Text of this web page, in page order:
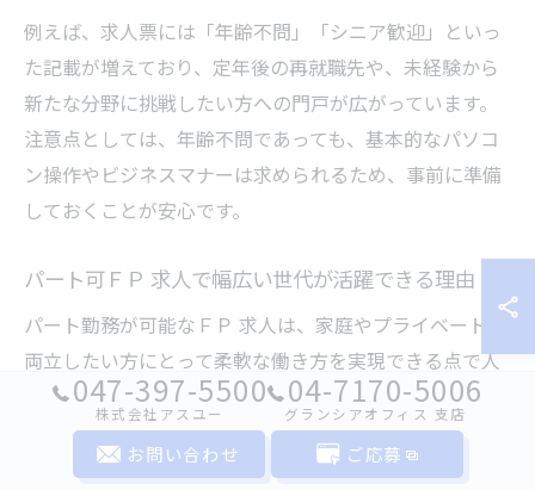
例えば、求人票には「年齢不問」「シニア歓迎」といっ
た記載が増えており、定年後の再就職先や、未経験から
新たな分野に挑戦したい方への門戸が広がっています。
注意点としては、年齢不問であっても、基本的なパソコ
ン操作やビジネスマナーは求められるため、事前に準備
しておくことが安心です。
パート可ＦＰ 求人で幅広い世代が活躍できる理由
パート勤務が可能なＦＰ 求人は、家庭やプライベートと
両立したい方にとって柔軟な働き方を実現できる点で人
気があります。市川市では、子育て世代やシニア層な
ど、幅広い世代が自分のペースで働ける環境を求めてＦ
Ｐ求人に応募するケースが増えています。
047-397-5500
株式会社アスユー
04-7170-5006
グランシアオフィス ⽀店
お問い合わせ ご応募